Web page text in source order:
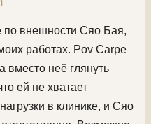
по внешности Сяо Бая,
работах. Pov Carpe
вместо неё глянуть
ей не хватает
в клинике, и Сяо